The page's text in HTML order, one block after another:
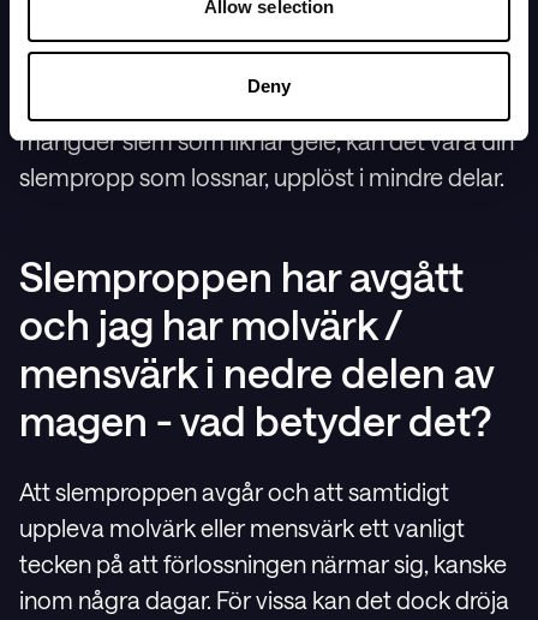
Allow selection
Deny
Ja! Slemproppen kan komma i delar och kan
blodblandade flytningar. Om du ser mindre
mängder slem som liknar gelé, kan det vara din
slempropp som lossnar, upplöst i mindre delar.
Slemproppen har avgått
och jag har molvärk /
mensvärk i nedre delen av
magen - vad betyder det?
Att slemproppen avgår och att samtidigt
uppleva molvärk eller mensvärk ett vanligt
tecken på att förlossningen närmar sig, kanske
inom några dagar. För vissa kan det dock dröja